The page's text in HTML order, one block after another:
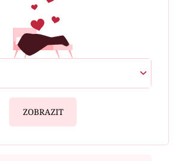
ZOBRAZIT